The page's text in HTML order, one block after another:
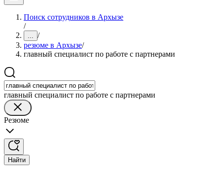
Поиск сотрудников в Архызе
/
... /
резюме в Архызе/
главный специалист по работе с партнерами
главный специалист по работе с партнерами
Резюме
Найти